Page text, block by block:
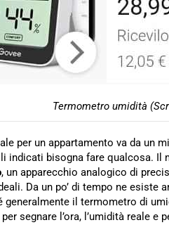
Termometro umidità
per un appartamento va da un
indicati bisogna fare qualcosa. Il
, un apparecchio analogico di
Da un po’ di tempo ne esiste
generalmente il termometro di
segnare l’ora, l’umidità reale e